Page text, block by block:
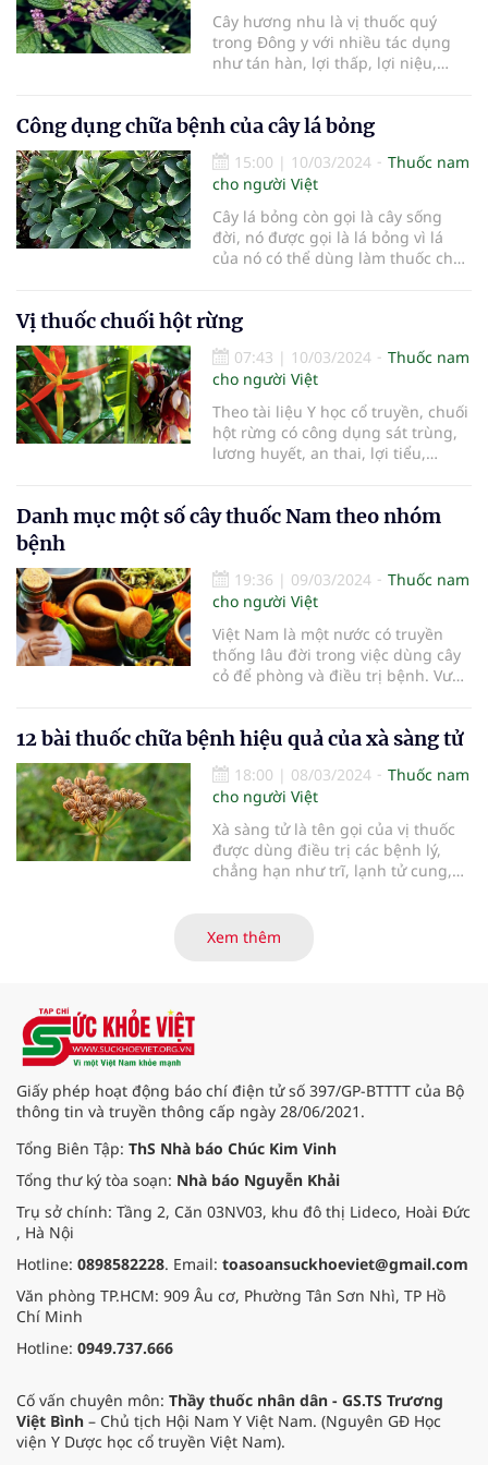
khó chịu dạ dày, đầy hơi, sỏi mật,
đau khớp, đau nhức cơ bắp, bệnh
chàm, mẩn ngứa, bầm tím, viêm
vú, thông tắc tia sữa...
Cây hương nhu là vị thuốc quý
trong Đông y với nhiều tác dụng
như tán hàn, lợi thấp, lợi niệu,
Công dụng chữa bệnh của cây lá bỏng
15:00 | 10/03/2024
Thuốc nam
cho người Việt
Cây lá bỏng còn gọi là cây sống
đời, nó được gọi là lá bỏng vì lá
của nó có thể dùng làm thuốc chữa
Vị thuốc chuối hột rừng
07:43 | 10/03/2024
Thuốc nam
cho người Việt
Theo tài liệu Y học cổ truyền, chuối
hột rừng có công dụng sát trùng,
lương huyết, an thai, lợi tiểu,…
Danh mục một số cây thuốc Nam theo nhóm
bệnh
19:36 | 09/03/2024
Thuốc nam
cho người Việt
Việt Nam là một nước có truyền
thống lâu đời trong việc dùng cây
cỏ để phòng và điều trị bệnh. Vườn
số bệnh thông thường.
12 bài thuốc chữa bệnh hiệu quả của xà sàng tử
18:00 | 08/03/2024
Thuốc nam
cho người Việt
Xà sàng tử là tên gọi của vị thuốc
được dùng điều trị các bệnh lý,
chẳng hạn như trĩ, lạnh tử cung,
Xem thêm
Giấy phép hoạt động báo chí điện tử số 397/GP-BTTTT của Bộ
thông tin và truyền thông cấp ngày 28/06/2021.
Tổng Biên Tập: ThS Nhà báo Chúc Kim Vinh
Tổng thư ký tòa soạn: Nhà báo Nguyễn Khải
Trụ sở chính: Tầng 2, Căn 03NV03, khu đô thị Lideco, Hoài Đức
, Hà Nội
Hotline: 0898582228. Email: toasoansuckhoeviet@gmail.com
Văn phòng TP.HCM: 909 Âu cơ, Phường Tân Sơn Nhì, TP Hồ
Chí Minh
Hotline: 0949.737.666
Cố vấn chuyên môn: Thầy thuốc nhân dân - GS.TS Trương
Việt Bình – Chủ tịch Hội Nam Y Việt Nam. (Nguyên GĐ Học
viện Y Dược học cổ truyền Việt Nam).